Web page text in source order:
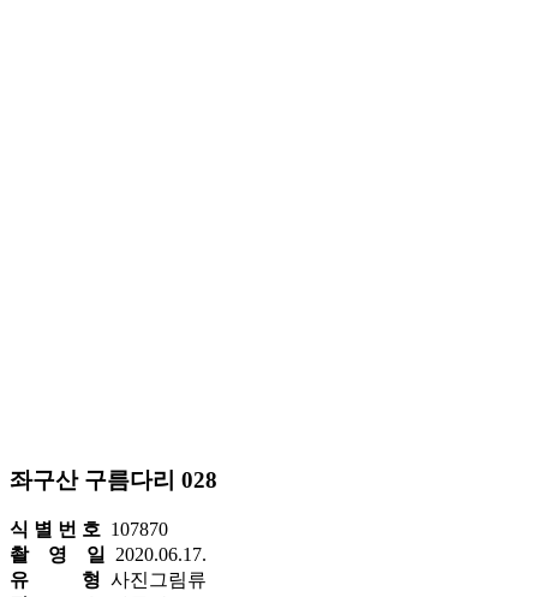
좌구산 구름다리 028
식 별 번 호 107870
촬 영 일
2020.06.17.
유 형 사진그림류